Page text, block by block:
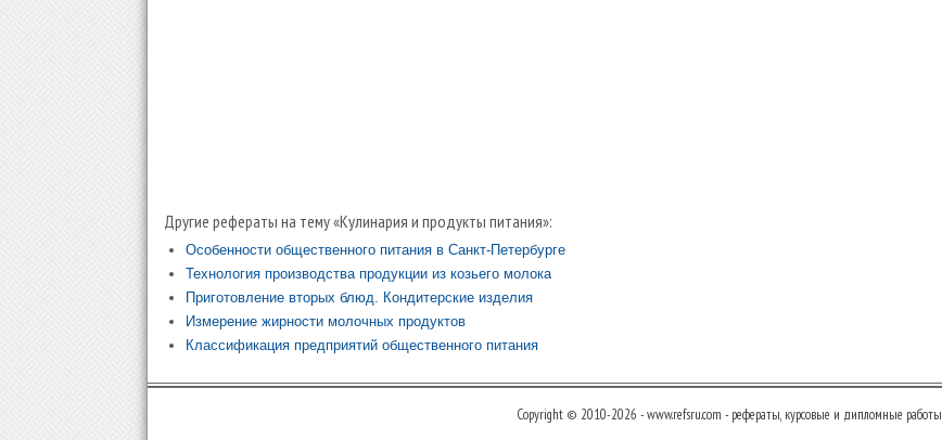
Другие рефераты на тему «Кулинария и продукты питания»:
Особенности общественного питания в Санкт-Петербурге
Технология производства продукции из козьего молока
Приготовление вторых блюд. Кондитерские изделия
Измерение жирности молочных продуктов
Классификация предприятий общественного питания
Copyright © 2010-2026 - www.refsru.com - рефераты, курсовые и дипломные работы